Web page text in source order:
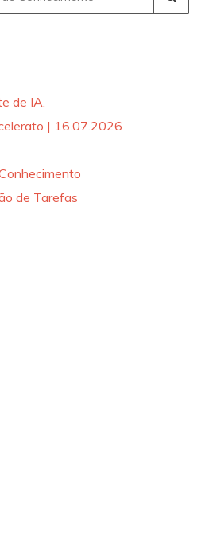
de IA.
| 16.07.2026
de Tarefas